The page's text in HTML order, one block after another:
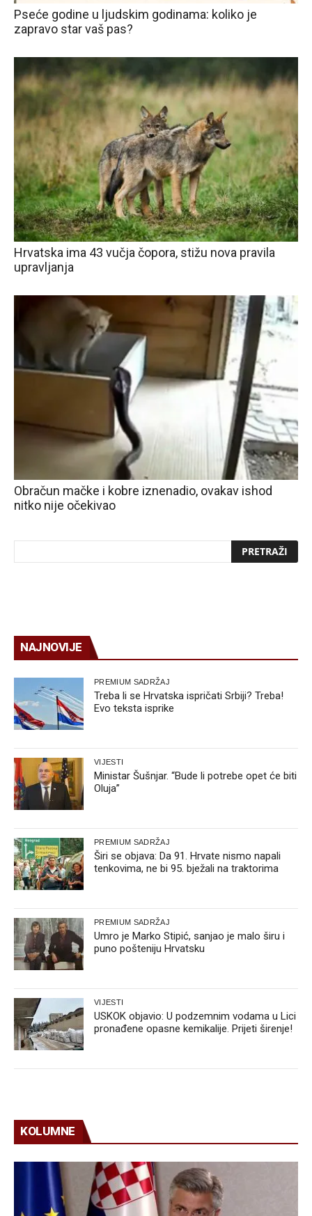
Pseće godine u ljudskim godinama: koliko je
zapravo star vaš pas?
Hrvatska ima 43 vučja čopora, stižu nova pravila
upravljanja
Obračun mačke i kobre iznenadio, ovakav ishod
nitko nije očekivao
NAJNOVIJE
PREMIUM SADRŽAJ
Treba li se Hrvatska ispričati Srbiji? Treba!
Evo teksta isprike
VIJESTI
Ministar Šušnjar. “Bude li potrebe opet će biti
Oluja”
PREMIUM SADRŽAJ
Širi se objava: Da 91. Hrvate nismo napali
tenkovima, ne bi 95. bježali na traktorima
PREMIUM SADRŽAJ
Umro je Marko Stipić, sanjao je malo širu i
puno pošteniju Hrvatsku
VIJESTI
USKOK objavio: U podzemnim vodama u Lici
pronađene opasne kemikalije. Prijeti širenje!
KOLUMNE